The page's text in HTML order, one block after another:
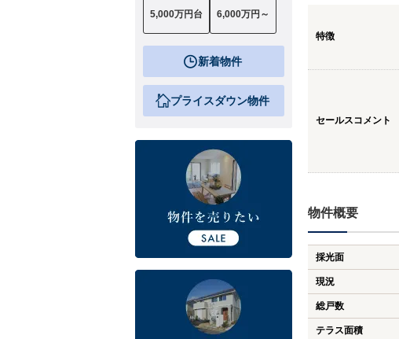
特徴
セールスコメント
物件概要
採光面
現況
総戸数
テラス面積
5,000万円台 6,000万円～
新着物件
プライスダウン物件